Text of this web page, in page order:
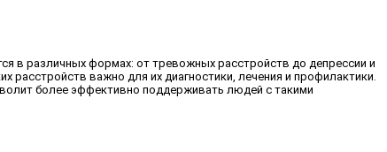
в различных формах: от тревожных расстройств до депрессии и
расстройств важно для их диагностики, лечения и профилактики.
более эффективно поддерживать людей с такими